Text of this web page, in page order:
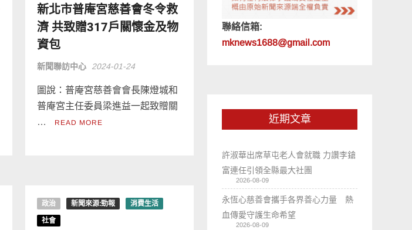
新北市普庵宮慈善會冬令救
濟 共致贈317戶關懷金及物
資包
新聞聯訪中心 2024-01-24
圖說：普庵宮慈善會會長陳燈城和
普庵宮主任委員梁進益一起致贈關
…
READ MORE
政治 新聞來源:勁報 消費生活
社會
聯絡信箱:
mknews1688@gmail.com
近期文章
許淑華出席草屯老人會就職 力讚李鎗
富連任引領全縣最大社團
2026-08-09
永恆心慈善會攜手各界善心力量 熱
血傳愛守護生命希望
2026-08-09